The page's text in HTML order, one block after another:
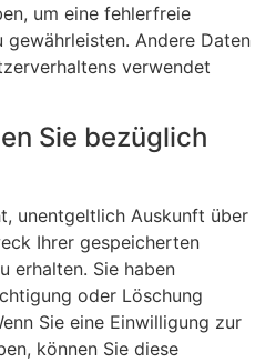
um eine fehlerfreie
Andere Daten
verwendet
Sie bezüglich
unentgeltlich Auskunft über
Ihrer gespeicherten
erhalten. Sie haben
oder Löschung
Sie eine Einwilligung zur
können Sie diese